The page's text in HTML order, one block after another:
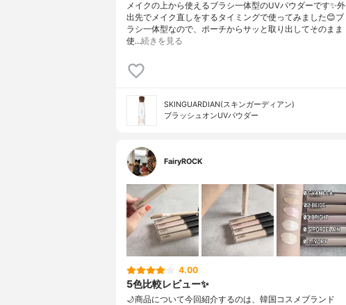
メイクの上から使えるブラシ一体型のUVパウダーです✨外
出先でメイク直しをするタイミングで使ってみました😊ブ
ラシ一体型なので、ポーチからサッと取り出してそのまま
使…続きを見る
SKINGUARDIAN(スキンガーディアン)
ブラッシュオンUVパウダー
FairyROCK
4.00
5色比較レビュー✨
🌙商品について今回紹介するのは、韓国コスメブランド